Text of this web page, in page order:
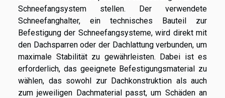
Schneefangsystem stellen. Der verwendete
Schneefanghalter, ein technisches Bauteil zur
Befestigung der Schneefangsysteme, wird direkt mit
den Dachsparren oder der Dachlattung verbunden, um
maximale Stabilität zu gewährleisten. Dabei ist es
erforderlich, das geeignete Befestigungsmaterial zu
wählen, das sowohl zur Dachkonstruktion als auch
zum jeweiligen Dachmaterial passt, um Schäden an